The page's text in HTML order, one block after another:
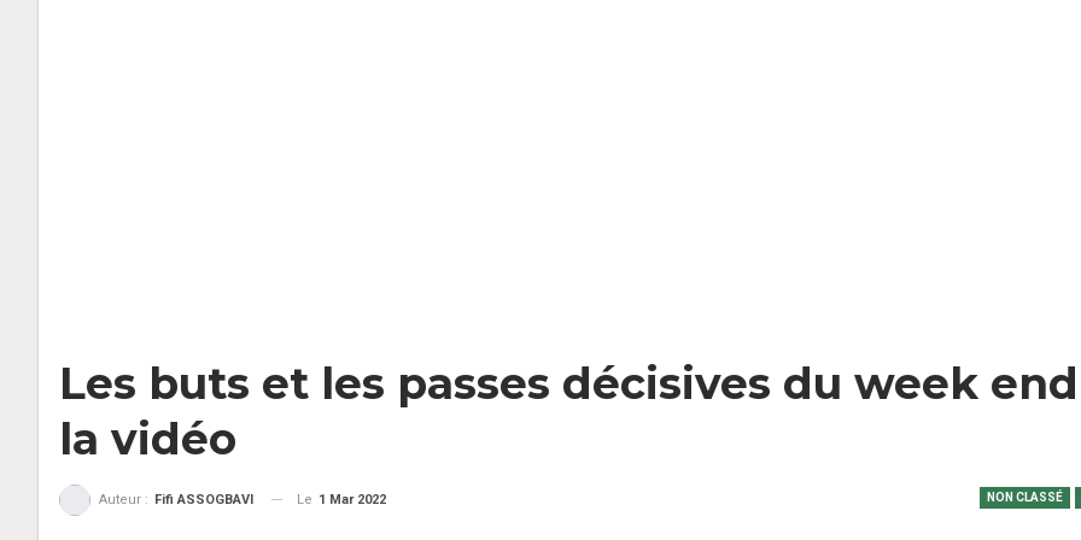
Les buts et les passes décisives du week
la vidéo
NON CLASSÉ
Auteur : Fifi ASSOGBAVI Le 1 Mar 2022